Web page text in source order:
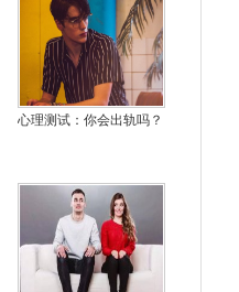
心理测试：你会出轨吗？